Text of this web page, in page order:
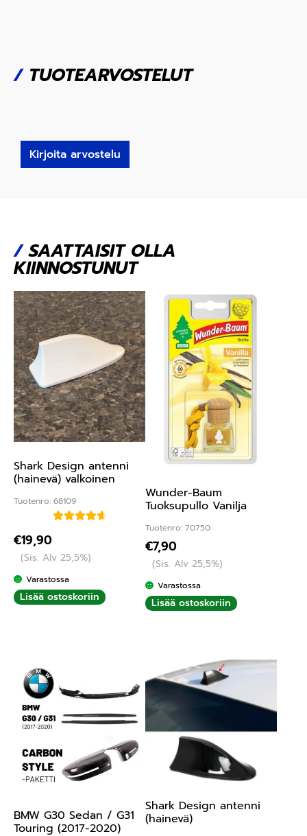
/TUOTEARVOSTELUT
Kirjoita arvostelu
/SAATTAISIT OLLA
KIINNOSTUNUT
Shark Design antenni
(hainevä) valkoinen
Tuotenro: 68109
4.75/ 5
€19,90
(Sis. Alv 25,5%)
Varastossa
Lisää ostoskoriin
Wunder-Baum
Tuoksupullo Vanilja
Tuotenro: 70750
€7,90
(Sis. Alv 25,5%)
Varastossa
Lisää ostoskoriin
BMW G30 Sedan / G31
Touring (2017-2020)
Shark Design antenni
(hainevä)